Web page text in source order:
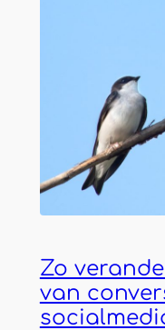
Zo
van